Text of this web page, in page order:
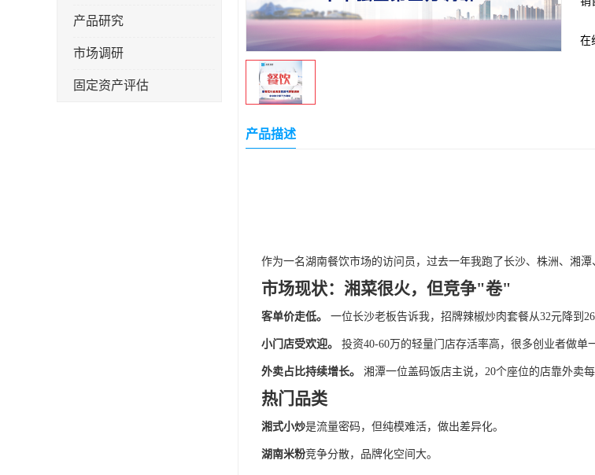
产品研究
市场调研
固定资产评估
在
产品描述
作为一名湖南餐饮市场的访问员，过去一年我跑了长沙、株洲、湘
市场现状：湘菜很火，但竞争"卷"
客单价走低。 一位长沙老板告诉我，招牌辣椒炒肉套餐从32元降到
小门店受欢迎。 投资40-60万的轻量门店存活率高，很多创业者做单
外卖占比持续增长。 湘潭一位盖码饭店主说， 20个座位的店靠外卖每
热门品类
湘式小炒是流量密码，但纯模难活，做出差异化。
湖南米粉竞争分散，品牌化空间大。